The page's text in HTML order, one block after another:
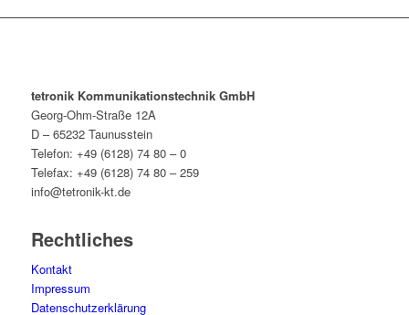
tetronik Kommunikationstechnik GmbH
Georg-Ohm-Straße 12A
D – 65232 Taunusstein
Telefon: +49 (6128) 74 80 – 0
Telefax: +49 (6128) 74 80 – 259
info@tetronik-kt.de
Rechtliches
Kontakt
Impressum
Datenschutzerklärung